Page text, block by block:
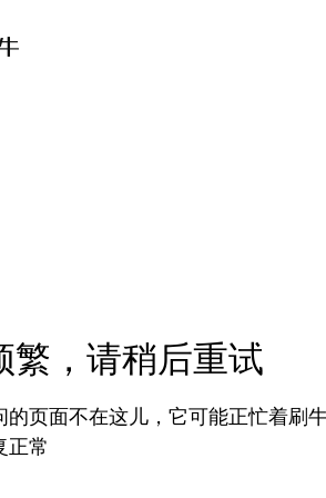
繁，请稍后重试
的页面不在这儿，它可能正忙着刷
正常